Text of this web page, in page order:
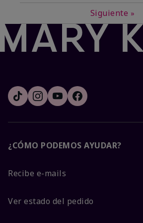
Siguiente »
¿CÓMO PODEMOS AYUDAR?
Recibe e-mails
Ver estado del pedido